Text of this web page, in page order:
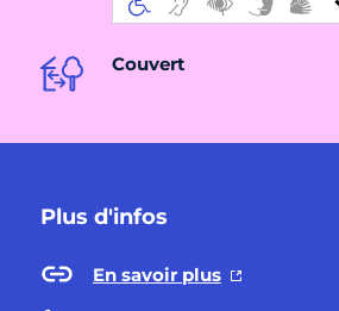
Couvert
Plus d'infos
En savoir plus